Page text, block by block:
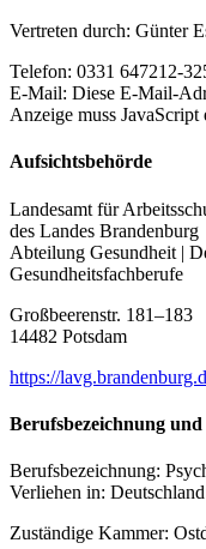
Vertreten durch: Günter
Telefon: 0331 647212-
E-Mail: Diese E-Mail-
Anzeige muss JavaScript
Aufsichtsbehörde
Landesamt für
des Landes Brandenburg
Abteilung Gesundheit |
Gesundheitsfachberufe
Großbeerenstr. 181–183
14482 Potsdam
https://
Berufsbezeichnung
Berufsbezeichnung:
Verliehen in: Deutschland
Zuständige Kammer: